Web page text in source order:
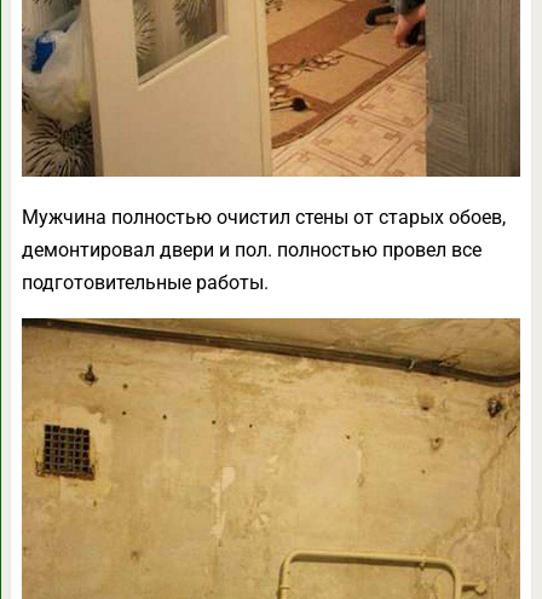
Мужчина полностью очистил стены от старых обоев,
демонтировал двери и пол. полностью провел все
подготовительные работы.